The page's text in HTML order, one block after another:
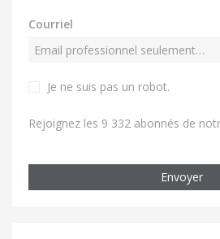
Courriel
Je ne suis pas un robot.
Rejoignez les 9 332 abonnés de
Envoyer